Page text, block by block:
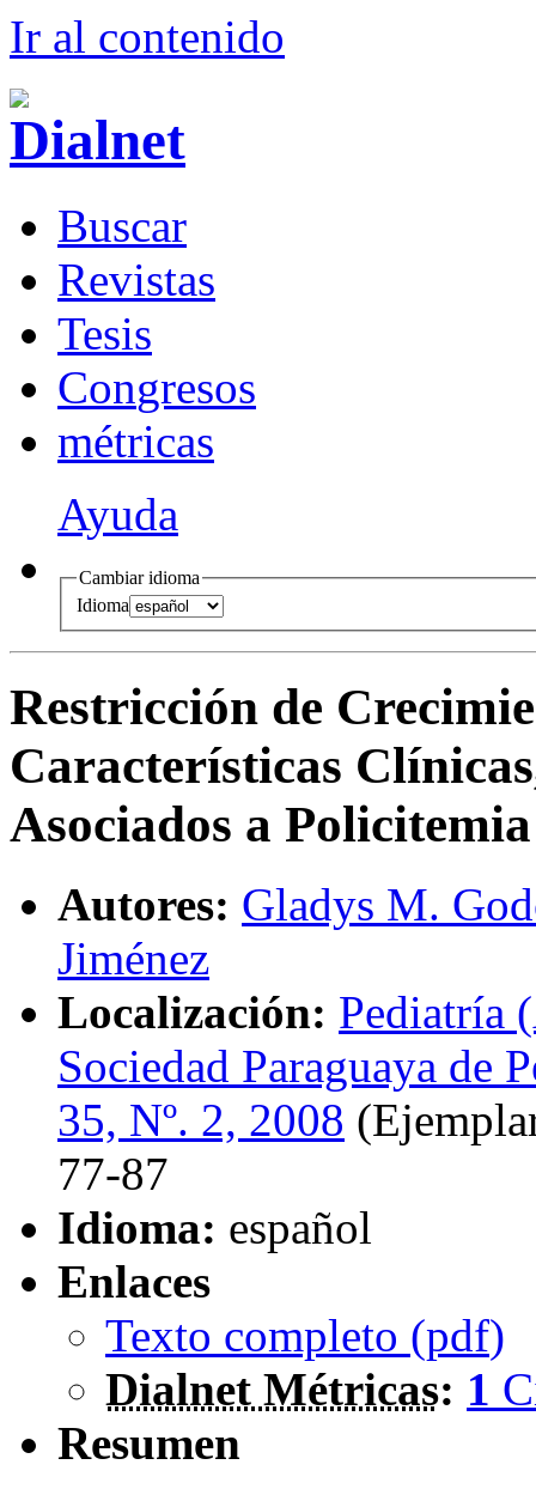
Ir al contenido
Buscar
Revistas
Tesis
Congresos
métricas
Ayuda
Cambiar idioma
Idioma
Restricción de
Características
Asociados a
Autores: Gladys M.
Jiménez
Localización: Pediatría
Sociedad Paraguaya de
35, Nº. 2, 2008
77-87
Idioma: español
Enlaces
Texto completo (pdf)
Dialnet Métricas: 1
Resumen